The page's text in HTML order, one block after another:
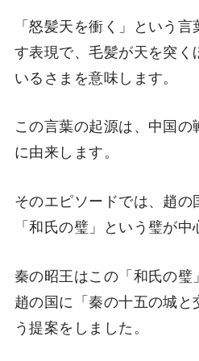
「怒髪天を衝く」という
す表現で、毛髪が天を突く
いるさまを意味します。
この言葉の起源は、中国
に由来します。
そのエピソードでは、趙
「和氏の璧」という璧が中
秦の昭王はこの「和氏の璧
趙の国に「秦の十五の城
う提案をしました。